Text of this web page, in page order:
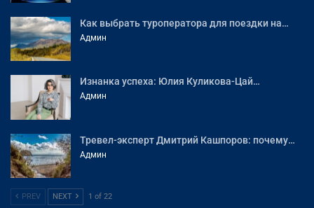
Как выбрать туроператора для поездки на…
Админ
Изнанка успеха: Юлия Куликова-Цай…
Админ
Тревел-эксперт Дмитрий Кашпоров: почему…
Админ
PREV NEXT 1 of 22